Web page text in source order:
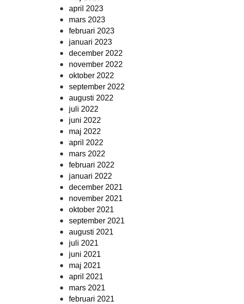
april 2023
mars 2023
februari 2023
januari 2023
december 2022
november 2022
oktober 2022
september 2022
augusti 2022
juli 2022
juni 2022
maj 2022
april 2022
mars 2022
februari 2022
januari 2022
december 2021
november 2021
oktober 2021
september 2021
augusti 2021
juli 2021
juni 2021
maj 2021
april 2021
mars 2021
februari 2021